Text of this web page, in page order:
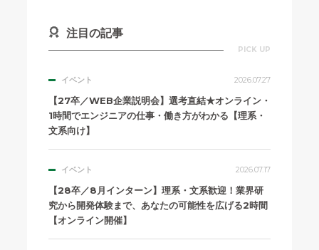
注目の記事
PICK UP
イベント 2026.07.27
【27卒／WEB企業説明会】選考直結★オンライン・
1時間でエンジニアの仕事・働き方がわかる【理系・
文系向け】
イベント 2026.07.17
【28卒／8月インターン】理系・文系歓迎！業界研
究から開発体験まで、あなたの可能性を広げる2時間
【オンライン開催】